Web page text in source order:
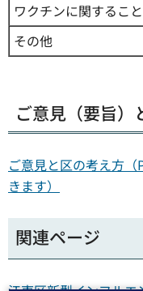
ワクチンに関すること
その他
ご意見（要旨）
ご意見と区の考え方
きます）
関連ページ